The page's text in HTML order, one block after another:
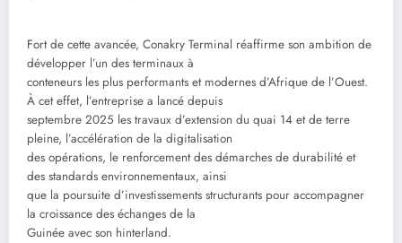
Fort de cette avancée, Conakry Terminal réaffirme son ambition de
développer l’un des terminaux à
conteneurs les plus performants et modernes d’Afrique de l’Ouest.
À cet effet, l’entreprise a lancé depuis
septembre 2025 les travaux d’extension du quai 14 et de terre
pleine, l’accélération de la digitalisation
des opérations, le renforcement des démarches de durabilité et
des standards environnementaux, ainsi
que la poursuite d’investissements structurants pour accompagner
la croissance des échanges de la
Guinée avec son hinterland.